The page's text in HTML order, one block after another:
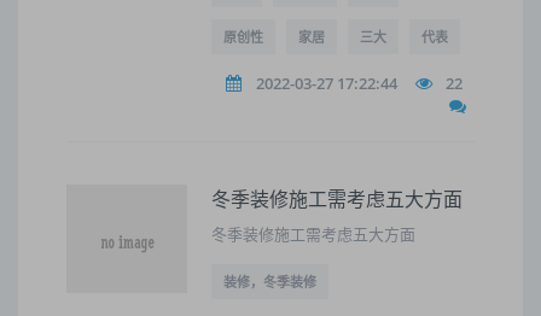
原创性 家居 三大 代表
2022-03-27 17:22:44 22
冬季装修施工需考虑五大方面
冬季装修施工需考虑五大方面
装修，冬季装修